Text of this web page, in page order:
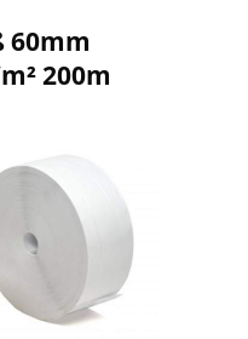
60mm
200m